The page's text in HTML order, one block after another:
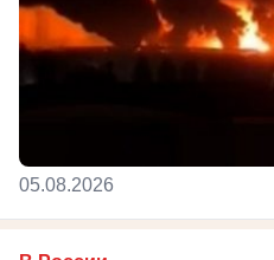
05.08.2026